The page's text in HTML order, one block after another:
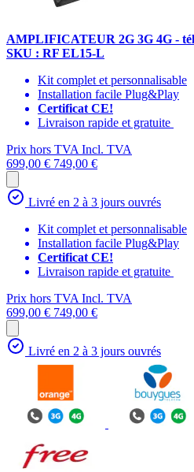
AMPLIFICATEUR 2G 3G 4G -
SKU : RF EL15-L
Kit complet et personnalisable
Installation facile Plug&Play
Certificat CE!
Livraison rapide et gratuite
Prix hors TVAIncl. TVA
699,00 € 749,00 €
Livré en 2 à 3 jours ouvrés
Kit complet et personnalisable
Installation facile Plug&Play
Certificat CE!
Livraison rapide et gratuite
Prix hors TVAIncl. TVA
699,00 € 749,00 €
Livré en 2 à 3 jours ouvrés